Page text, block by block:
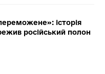
історія
російський полон